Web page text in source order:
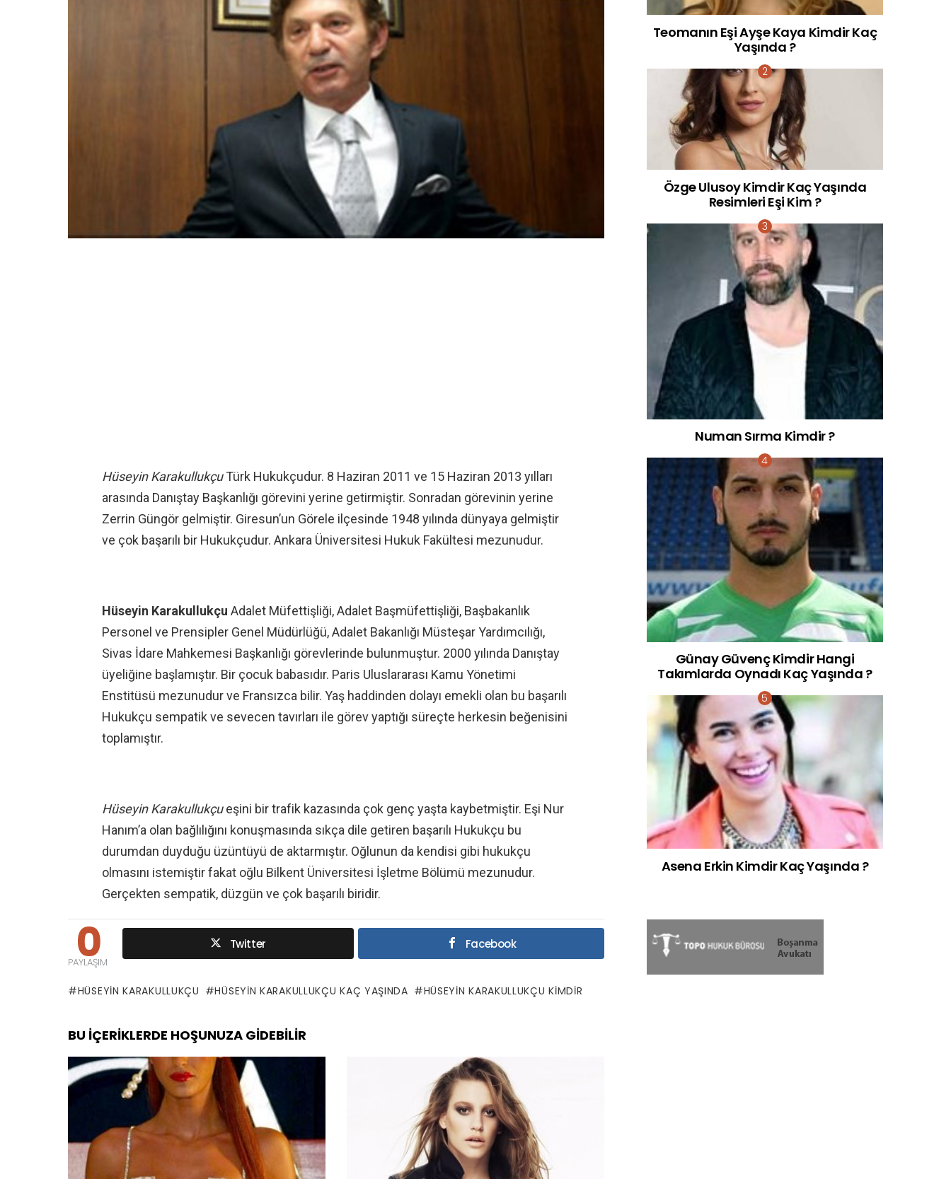
Hüseyin KarakullukçuTürk Hukukçudur. 8 Haziran 2011 ve 15 Haziran 2013 yılları
arasında Danıştay Başkanlığı görevini yerine getirmiştir. Sonradan görevinin yerine
Zerrin Güngör gelmiştir. Giresun’un Görele ilçesinde 1948 yılında dünyaya gelmiştir
ve çok başarılı bir Hukukçudur. Ankara Üniversitesi Hukuk Fakültesi mezunudur.
Hüseyin Karakullukçu Adalet Müfettişliği, Adalet Başmüfettişliği, Başbakanlık
Personel ve Prensipler Genel Müdürlüğü, Adalet Bakanlığı Müsteşar Yardımcılığı,
Sivas İdare Mahkemesi Başkanlığı görevlerinde bulunmuştur. 2000 yılında Danıştay
üyeliğine başlamıştır. Bir çocuk babasıdır. Paris Uluslararası Kamu Yönetimi
Enstitüsü mezunudur ve Fransızca bilir. Yaş haddinden dolayı emekli olan bu başarılı
Hukukçu sempatik ve sevecen tavırları ile görev yaptığı süreçte herkesin beğenisini
toplamıştır.
Hüseyin Karakullukçueşini bir trafik kazasında çok genç yaşta kaybetmiştir. Eşi Nur
Hanım’a olan bağlılığını konuşmasında sıkça dile getiren başarılı Hukukçu bu
durumdan duyduğu üzüntüyü de aktarmıştır. Oğlunun da kendisi gibi hukukçu
olmasını istemiştir fakat oğlu Bilkent Üniversitesi İşletme Bölümü mezunudur.
Gerçekten sempatik, düzgün ve çok başarılı biridir.
0
PAYLAŞIM
Twitter Facebook
HÜSEYIN KARAKULLUKÇU HÜSEYIN KARAKULLUKÇU KAÇ YAŞINDA HÜSEYIN KARAKULLUKÇU KIMDIR
BU İÇERIKLERDE HOŞUNUZA GIDEBILIR
Teomanın Eşi Ayşe Kaya Kimdir Kaç
Yaşında ?
Özge Ulusoy Kimdir Kaç Yaşında
Resimleri Eşi Kim ?
Numan Sırma Kimdir ?
Günay Güvenç Kimdir Hangi
Takımlarda Oynadı Kaç Yaşında ?
Asena Erkin Kimdir Kaç Yaşında ?